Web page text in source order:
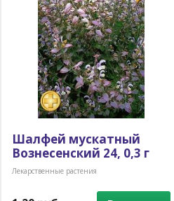
Шалфей мускатный
Вознесенский 24, 0,3 г
Лекарственные растения